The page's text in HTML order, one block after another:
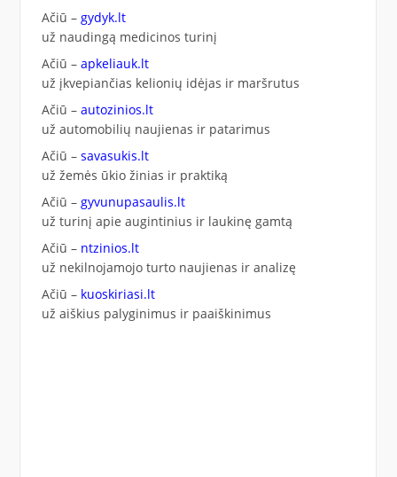
Ačiū – gydyk.lt
už naudingą medicinos turinį
Ačiū – apkeliauk.lt
už įkvepiančias kelionių idėjas ir maršrutus
Ačiū – autozinios.lt
už automobilių naujienas ir patarimus
Ačiū – savasukis.lt
už žemės ūkio žinias ir praktiką
Ačiū – gyvunupasaulis.lt
už turinį apie augintinius ir laukinę gamtą
Ačiū – ntzinios.lt
už nekilnojamojo turto naujienas ir analizę
Ačiū – kuoskiriasi.lt
už aiškius palyginimus ir paaiškinimus